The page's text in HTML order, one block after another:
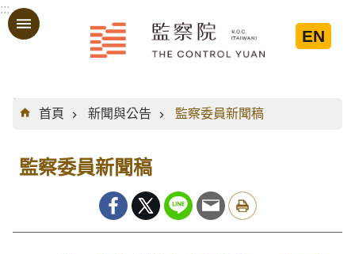
跳到主要內容區塊
:::
EN
:::
首頁
新聞與公告 監察委員新聞稿
監察委員新聞稿